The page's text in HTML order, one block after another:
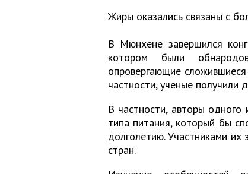
Жиры оказались связаны с
В Мюнхене завершился
котором были
опровергающие
частности, ученые получили
В частности, авторы одного
типа питания, который бы
долголетию. Участниками
стран.